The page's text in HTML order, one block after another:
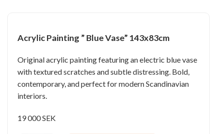
Acrylic Painting ” Blue Vase” 143x83cm
Original acrylic painting featuring an electric blue vase
with textured scratches and subtle distressing. Bold,
contemporary, and perfect for modern Scandinavian
interiors.
19 000 SEK